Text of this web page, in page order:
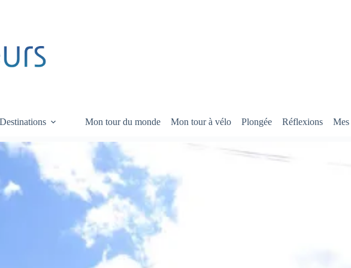
Destinations Mon tour du monde Mon tour à vélo Plongée Réflexions Mes